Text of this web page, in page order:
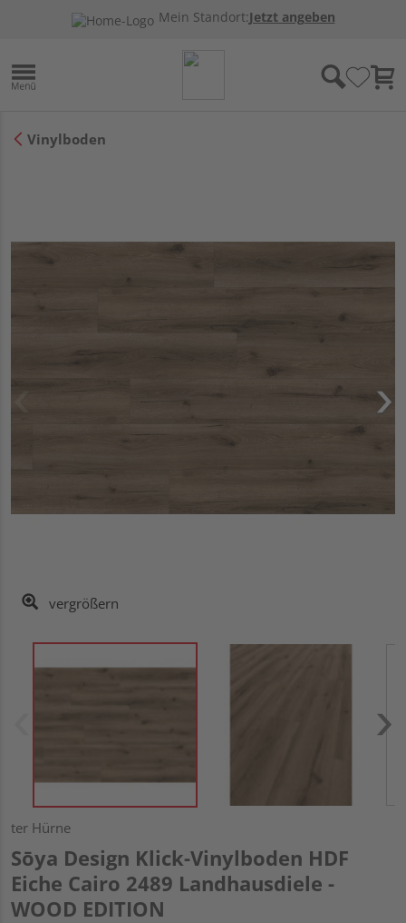
Mein Standort:Jetzt angeben
Vinylboden
vergrößern
ter Hürne
Sōya Design Klick-Vinylboden HDF
Eiche Cairo 2489 Landhausdiele -
WOOD EDITION